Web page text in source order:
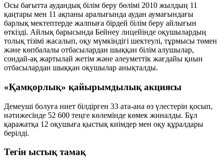
Осы бағытта аудандық білім беру бөлімі 2010 жылдың 11
қаңтары мен 11 ақпаны аралығында аудан аумағындағы
барлық мектептерде жалпыға бірдей білім беру айлығын
өткізді. Айлық барысында Бейнеу лицейінде оқушылардың
толық тізімі жасалып, оқу мүмкіндігі шектеулі, тұрмысы төмен
және көпбалалы отбасылардан шыққан білім алушылар,
сондай-ақ жартылай жетім және әлеуметтік жағдайы қиын
отбасылардан шыққан оқушылар анықталды.
«Қамқорлық» қайырымдылық акциясы
Демеуші болуға ниет білдірген 33 ата-ана өз үлестерін қосып,
нәтижесінде 52 600 теңге көлемінде көмек жиналды. Бұл
қаражатқа 12 оқушыға қыстық киімдер мен оқу құралдары
берілді.
Тегін ыстық тамақ